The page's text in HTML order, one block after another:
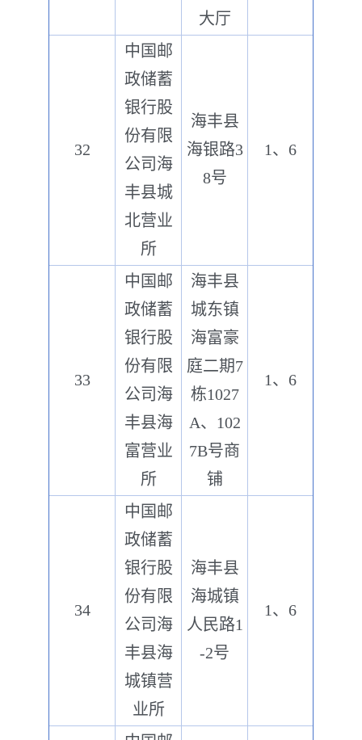
大厅
32
中国邮
政储蓄
银行股
份有限
公司海
丰县城
北营业
所
海丰县
海银路3
8号
1、6
33
中国邮
政储蓄
银行股
份有限
公司海
丰县海
富营业
所
海丰县
城东镇
海富豪
庭二期7
栋1027
A、102
7B号商
铺
1、6
34
中国邮
政储蓄
银行股
份有限
公司海
丰县海
城镇营
业所
海丰县
海城镇
人民路1
-2号
1、6